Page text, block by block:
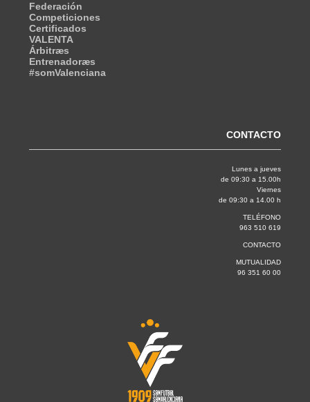
Federación
Competiciones
Certificados
VALENTA
Árbitræs
Entrenadoræs
#somValenciana
CONTACTO
Lunes a jueves
de 09:30 a 15.00h
Viernes
de 09:30 a 14.00 h
TELÉFONO
963 510 619
CONTACTO
MUTUALIDAD
96 351 60 00